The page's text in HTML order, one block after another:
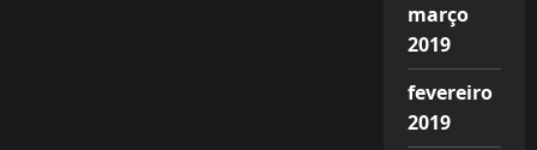
março
2019
fevereiro
2019